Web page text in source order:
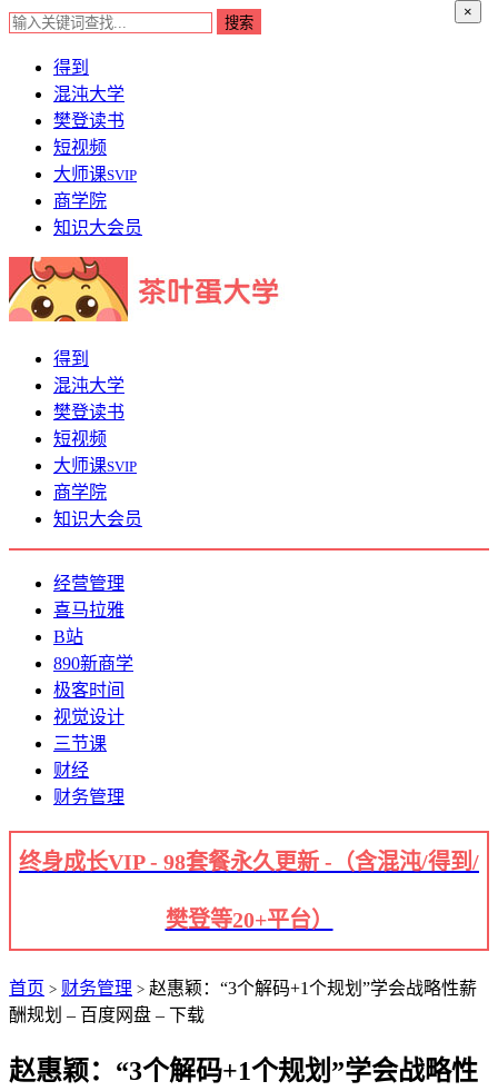
×
得到
混沌大学
樊登读书
短视频
大师课SVIP
商学院
知识大会员
得到
混沌大学
樊登读书
短视频
大师课SVIP
商学院
知识大会员
经营管理
喜马拉雅
B站
890新商学
极客时间
视觉设计
三节课
财经
财务管理
终身成长VIP - 98套餐永久更新 -（含混沌/得到/
樊登等20+平台）
首页 > 财务管理 > 赵惠颖：“3个解码+1个规划”学会战略性薪
酬规划 – 百度网盘 – 下载
赵惠颖：“3个解码+1个规划”学会战略性